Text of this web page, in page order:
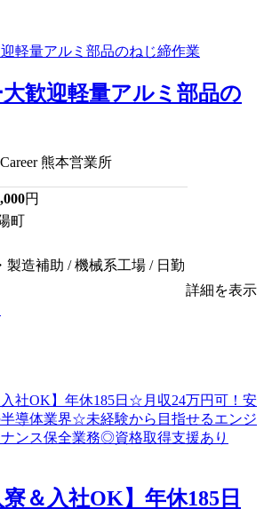
歓迎軽量アルミ部品の
熊本営業所
円
町
製造補助 / 機械系工場 / 日勤
詳細を表示
寮＆入社OK】年休185日